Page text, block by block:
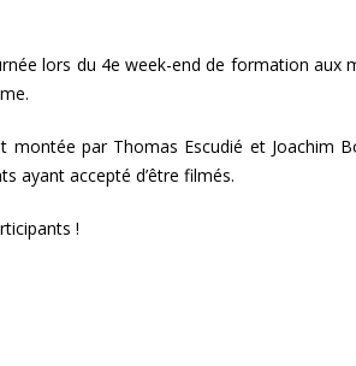
lors du 4e week-end de formation aux
montée par Thomas Escudié et Joachim
ayant accepté d’être filmés.
!